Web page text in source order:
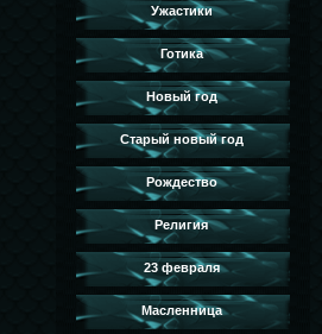
Ужастики
Готика
Новый год
Старый новый год
Рождество
Религия
23 февраля
Масленница